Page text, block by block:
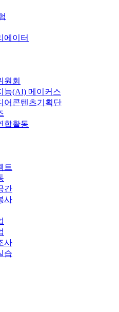
에이터
원회
능(AI) 메이커스
어콘텐츠기획단
합활동
트
간
사
사
습